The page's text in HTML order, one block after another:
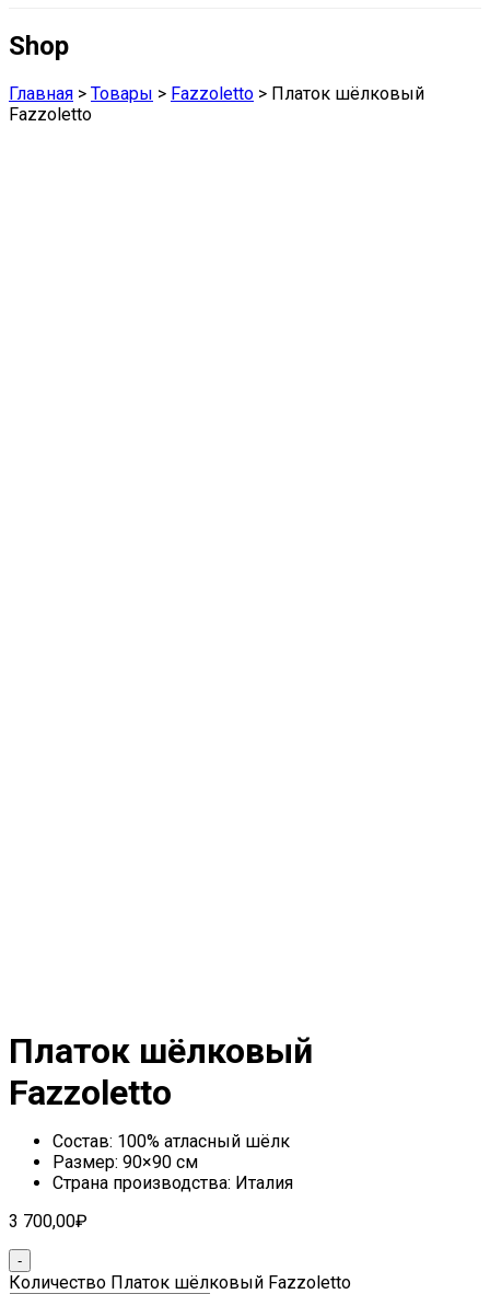
Shop
Главная > Товары > Fazzoletto > Платок шёлковый
Fazzoletto
Платок шёлковый
Fazzoletto
Состав: 100% атласный шёлк
Размер: 90×90 см
Страна производства: Италия
3 700,00₽
Количество Платок шёлковый Fazzoletto